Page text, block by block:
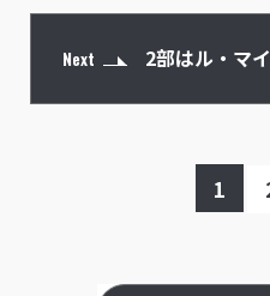
Next 2部はル・マ
1